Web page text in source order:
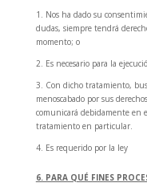
1. Nos ha dado su
dudas, siempre tendrá
momento; o
2. Es necesario para la
3. Con dicho tratamiento,
menoscabado por sus
comunicará debidamente en
tratamiento en particular.
4. Es requerido por la ley
6. PARA QUÉ FINES